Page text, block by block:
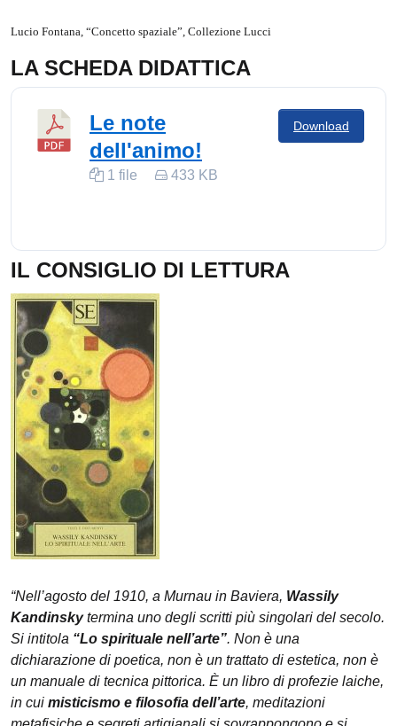
Lucio Fontana, “Concetto spaziale”, Collezione Lucci
LA SCHEDA DIDATTICA
Le note
dell'animo!
1 file 433 KB
Download
IL CONSIGLIO DI LETTURA
“Nell’agosto del 1910, a Murnau in Baviera, Wassily
Kandinskytermina uno degli scritti più singolari del secolo.
Si intitola “Lo spirituale nell’arte”. Non è una
dichiarazione di poetica, non è un trattato di estetica, non è
un manuale di tecnica pittorica. È un libro di profezie laiche,
in cui misticismo e filosofia dell’arte, meditazioni